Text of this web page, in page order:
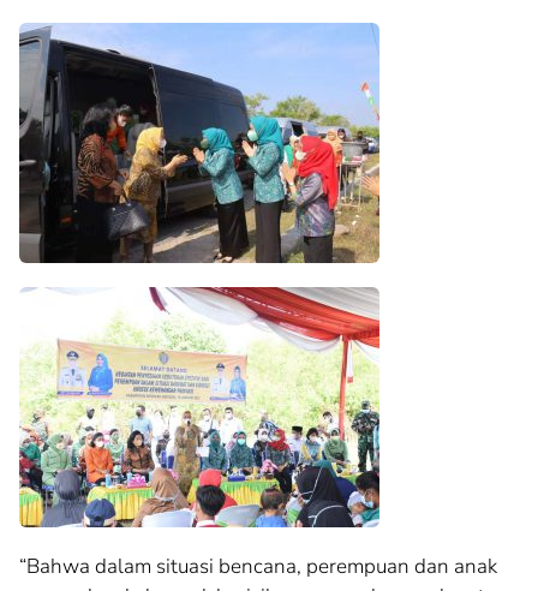
“Bahwa dalam situasi bencana, perempuan dan anak